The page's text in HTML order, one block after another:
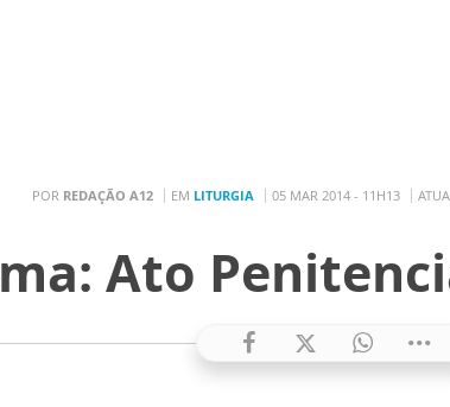
POR REDAÇÃO A12 EM LITURGIA 05 MAR 2014 - 11H13
Ato